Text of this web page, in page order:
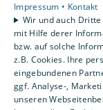
Impressum • Kontakt
Wir und auch
mit Hilfe derer
bzw. auf solche
z.B. Cookies. Ihre
eingebundenen
ggf. Analyse-,
unseren